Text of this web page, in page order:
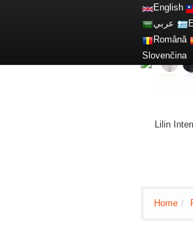
English
عربي
Română
Slovenčina
Lilin
Home /